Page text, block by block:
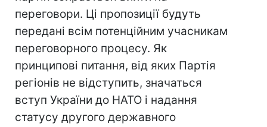
переговори. Ці пропозиції будуть
передані всім потенційним учасникам
переговорного процесу. Як
принципові питання, від яких Партія
регіонів не відступить, значаться
вступ України до НАТО і надання
статусу другого державного